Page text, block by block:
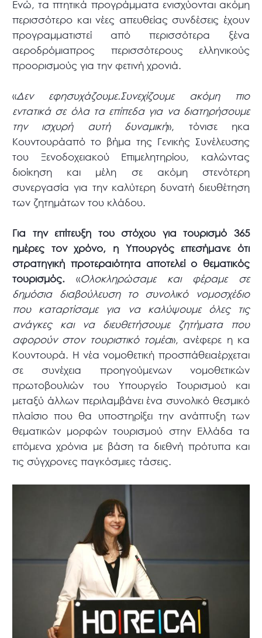
Ενώ, τα πτητικά προγράμματα ενισχύονται ακόμη
περισσότερο και νέες απευθείας συνδέσεις έχουν
προγραμματιστεί από περισσότερα ξένα
αεροδρόμιαπρος περισσότερους ελληνικούς
προορισμούς για την φετινή χρονιά.
«Δεν εφησυχάζουμε.Συνεχίζουμε ακόμη πιο
εντατικά σε όλα τα επίπεδα για να διατηρήσουμε
την ισχυρή αυτή δυναμική», τόνισε ηκα
Κουντουράαπό το βήμα της Γενικής Συνέλευσης
του Ξενοδοχειακού Επιμελητηρίου, καλώντας
διοίκηση και μέλη σε ακόμη στενότερη
συνεργασία για την καλύτερη δυνατή διευθέτηση
των ζητημάτων του κλάδου.
Για την επίτευξη του στόχου για τουρισμό 365
ημέρες τον χρόνο, η Υπουργός επεσήμανε ότι
στρατηγική προτεραιότητα αποτελεί ο θεματικός
τουρισμός. «Ολοκληρώσαμε και φέραμε σε
δημόσια διαβούλευση το συνολικό νομοσχέδιο
που καταρτίσαμε για να καλύψουμε όλες τις
ανάγκες και να διευθετήσουμε ζητήματα που
αφορούν στον τουριστικό τομέα», ανέφερε η κα
Κουντουρά. Η νέα νομοθετική προσπάθειαέρχεται
σε συνέχεια προηγούμενων νομοθετικών
πρωτοβουλιών του Υπουργείο Τουρισμού και
μεταξύ άλλων περιλαμβάνει ένα συνολικό θεσμικό
πλαίσιο που θα υποστηρίξει την ανάπτυξη των
θεματικών μορφών τουρισμού στην Ελλάδα τα
επόμενα χρόνια με βάση τα διεθνή πρότυπα και
τις σύγχρονες παγκόσμιες τάσεις.